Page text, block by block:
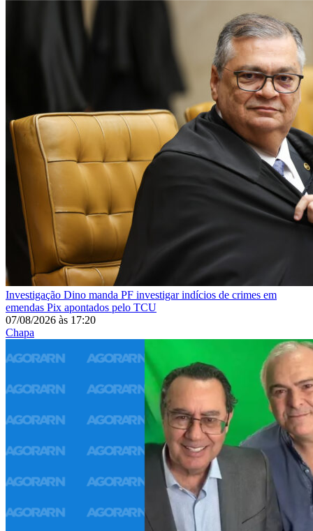
Investigação Dino manda PF investigar indícios de crimes em
emendas Pix apontados pelo TCU
07/08/2026 às 17:20
Chapa